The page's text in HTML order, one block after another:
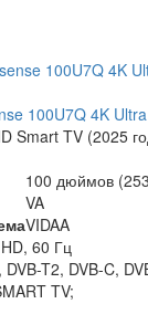
100U7Q 4K
Smart TV (2025
100 дюймов
VA
VIDAA
60 Гц
DVB-T2, DVB-C,
TV;